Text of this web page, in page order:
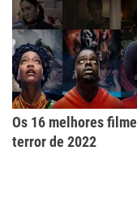
Os 16 melhores
terror de 2022